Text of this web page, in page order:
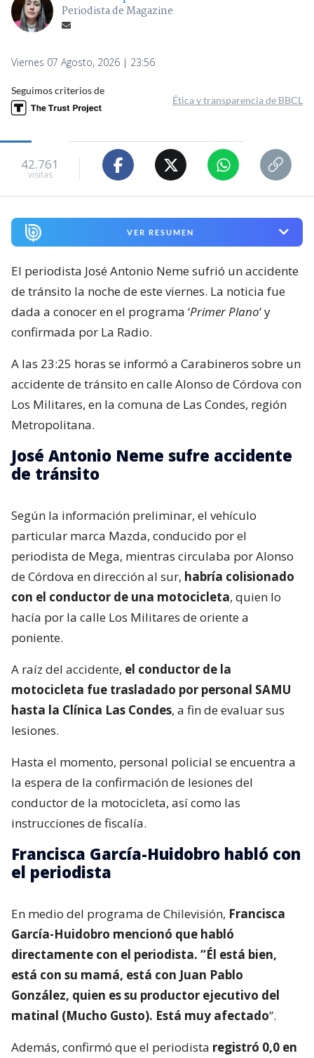
Periodista de Magazine
Viernes 07 Agosto, 2026 | 23:56
Seguimos criterios de
Ética y transparencia de BBCL
42.761
visitas
VER RESUMEN
El periodista José Antonio Neme sufrió un accidente
de tránsito la noche de este viernes. La noticia fue
dada a conocer en el programa ‘Primer Plano‘ y
confirmada por La Radio.
A las 23:25 horas se informó a Carabineros sobre un
accidente de tránsito en calle Alonso de Córdova con
Los Militares, en la comuna de Las Condes, región
Metropolitana.
José Antonio Neme sufre accidente
de tránsito
Según la información preliminar, el vehículo
particular marca Mazda, conducido por el
periodista de Mega, mientras circulaba por Alonso
de Córdova en dirección al sur, habría colisionado
con el conductor de una motocicleta, quien lo
hacía por la calle Los Militares de oriente a
poniente.
A raíz del accidente, el conductor de la
motocicleta fue trasladado por personal SAMU
hasta la Clínica Las Condes, a fin de evaluar sus
lesiones.
Hasta el momento, personal policial se encuentra a
la espera de la confirmación de lesiones del
conductor de la motocicleta, así como las
instrucciones de fiscalía.
Francisca García-Huidobro habló con
el periodista
En medio del programa de Chilevisión, Francisca
García-Huidobro mencionó que habló
directamente con el periodista. “Él está bien,
está con su mamá, está con Juan Pablo
González, quien es su productor ejecutivo del
matinal (Mucho Gusto). Está muy afectado”.
Además, confirmó que el periodista registró 0,0 en